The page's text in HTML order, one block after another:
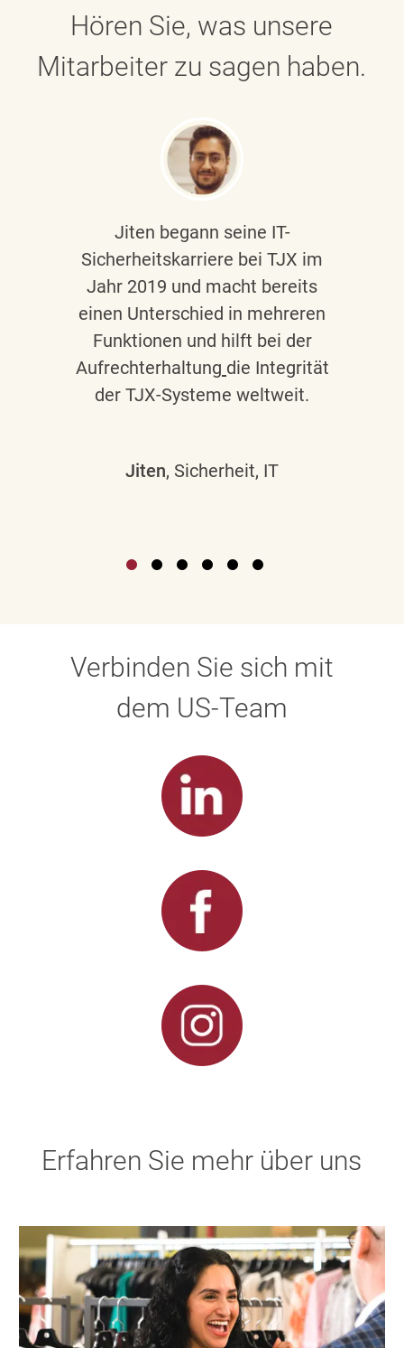
Hören Sie, was unsere
Mitarbeiter zu sagen haben.
Jiten begann seine IT-
Sicherheitskarriere bei TJX im
Jahr 2019 und macht bereits
einen Unterschied in mehreren
Funktionen und hilft bei der
Aufrechterhaltung die Integrität
der TJX-Systeme weltweit.
Jiten, Sicherheit, IT
Verbinden Sie sich mit
dem US-Team
Erfahren Sie mehr über uns